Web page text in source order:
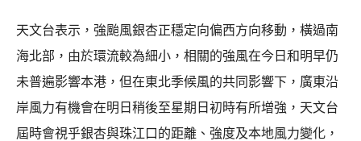
天文台表示，強颱風銀杏正穩定向偏西方向移動，橫過南
海北部，由於環流較為細小，相關的強風在今日和明早仍
未普遍影響本港，但在東北季候風的共同影響下，廣東沿
岸風力有機會在明日稍後至星期日初時有所增強，天文台
屆時會視乎銀杏與珠江口的距離、強度及本地風力變化，